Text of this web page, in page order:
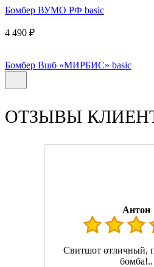
Бомбер ВУМО РФ basic
4 490 ₽
Бомбер Вшб «МИРБИС» basic
ОТЗЫВЫ
Антон
Свитшот отличный,
бомба!..